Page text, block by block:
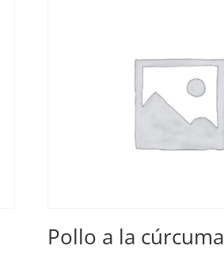
Pollo a la cúrcuma